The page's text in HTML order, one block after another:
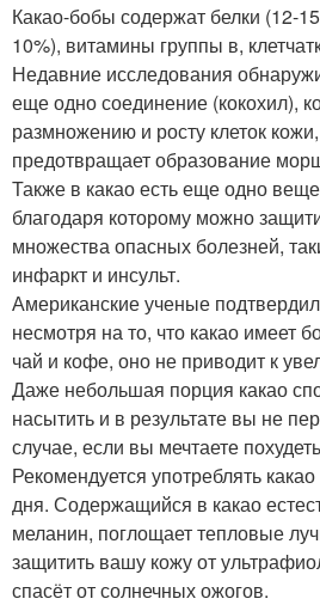
Какао-бобы содержат белки (12-
10%), витамины группы в,
Недавние исследования
еще одно соединение (кокохил),
размножению и росту клеток
предотвращает образование
Также в какао есть еще одно
благодаря которому можно
множества опасных болезней,
инфаркт и инсульт.
Американские ученые
несмотря на то, что какао имеет
чай и кофе, оно не приводит к
Даже небольшая порция какао
насытить и в результате вы не
случае, если вы мечтаете
Рекомендуется употреблять
дня. Содержащийся в какао
меланин, поглощает тепловые
защитить вашу кожу от
спасёт от солнечных ожогов.